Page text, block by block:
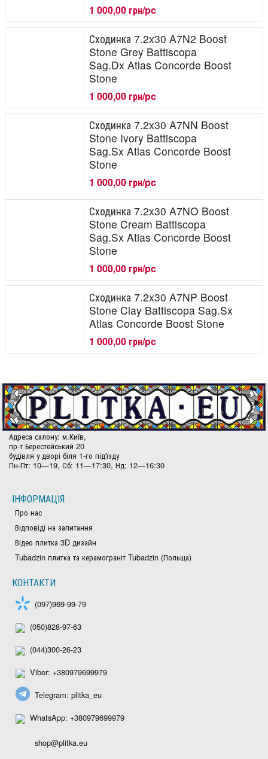
1 000,00 грн/pc
Сходинка 7.2x30 A7N2 Boost
Stone Grey Battiscopa
Sag.Dx Atlas Concorde Boost
Stone
1 000,00 грн/pc
Сходинка 7.2x30 A7NN Boost
Stone Ivory Battiscopa
Sag.Sx Atlas Concorde Boost
Stone
1 000,00 грн/pc
Сходинка 7.2x30 A7NO Boost
Stone Cream Battiscopa
Sag.Sx Atlas Concorde Boost
Stone
1 000,00 грн/pc
Сходинка 7.2x30 A7NP Boost
Stone Clay Battiscopa Sag.Sx
Atlas Concorde Boost Stone
1 000,00 грн/pc
Адреса салону: м.Київ,
пр-т Берестейський 20
будівля у дворі біля 1-го під'їзду
Пн-Пт: 10—19, Сб: 11—17:30, Нд: 12—16:30
ІНФОРМАЦІЯ
Про нас
Відповіді на запитання
Відео плитка 3D дизайн
Tubadzin плитка та керамограніт Tubadzin (Польща)
КОНТАКТИ
(097)969-99-79
(050)828-97-63
(044)300-26-23
Viber: +380979699979
Telegram: plitka_eu
WhatsApp: +380979699979
shop@plitka.eu